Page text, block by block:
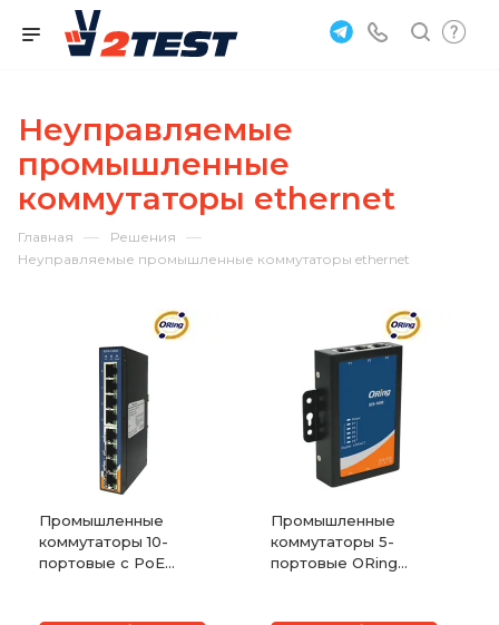
Неуправляемые
промышленные
коммутаторы ethernet
Главная — Решения —
Неуправляемые промышленные коммутаторы ethernet
Промышленные
коммутаторы 10-
портовые с PoE
Промышленные
коммутаторы 5-
портовые ORing